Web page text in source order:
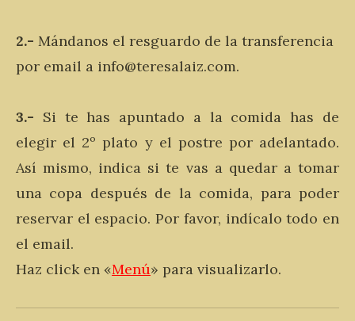
2.- Mándanos el resguardo de la transferencia
por email a info@teresalaiz.com.
3.- Si te has apuntado a la comida has de
elegir el 2º plato y el postre por adelantado.
Así mismo, indica si te vas a quedar a tomar
una copa después de la comida, para poder
reservar el espacio. Por favor, indícalo todo en
el email.
Haz click en «Menú» para visualizarlo.